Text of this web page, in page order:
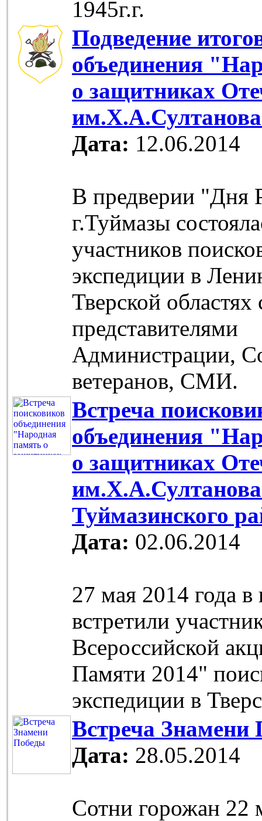
1945г.г.
Подведение
объединения
о защитниках
Дата: 12.06.2014
В предверии "Дня
г.Туймазы
участников
экспедиции в
Тверской областях
представителями
Администрации,
ветеранов, СМИ.
Встреча
объединения
о защитниках
Туймазинского
Дата: 02.06.2014
27 мая 2014 года в
встретили
Всероссийской
Памяти 2014"
экспедиции в
Встреча Знамени
Дата: 28.05.2014
Сотни горожан 22